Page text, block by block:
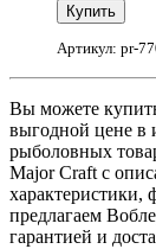
Артикул: pr-
Вы можете
выгодной цене в
рыболовных
Major Craft с
предлагаем
гарантией и